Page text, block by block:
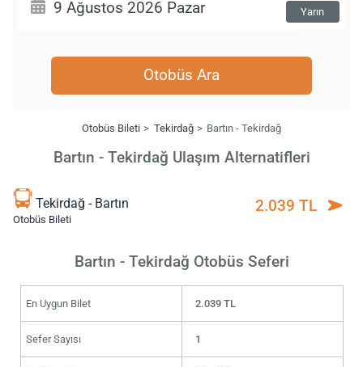
Yarın
Otobüs Ara
Otobüs Bileti Tekirdağ Bartın - Tekirdağ
Bartın - Tekirdağ Ulaşım Alternatifleri
Tekirdağ - Bartın
Otobüs Bileti
2.039 TL
Bartın - Tekirdağ Otobüs Seferi
En Uygun Bilet 2.039 TL
Sefer Sayısı 1